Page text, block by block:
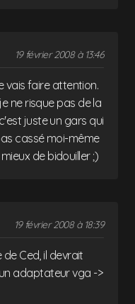
19 février 2008 à 13:46
vais faire attention.
ne risque pas de la
juste un gars qui
cassé moi-même
de bidouiller ;)
19 février 2008 à 18:39
Ced, il devrait
adaptateur vga ->